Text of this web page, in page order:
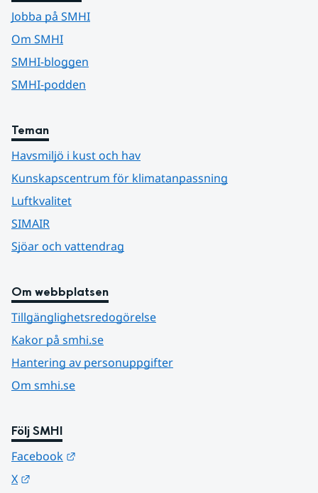
Jobba på SMHI
Om SMHI
SMHI-bloggen
SMHI-podden
Teman
Havsmiljö i kust och hav
Kunskapscentrum för klimatanpassning
Luftkvalitet
SIMAIR
Sjöar och vattendrag
Om webbplatsen
Tillgänglighetsredogörelse
Kakor på smhi.se
Hantering av personuppgifter
Om smhi.se
Följ SMHI
Facebook
X